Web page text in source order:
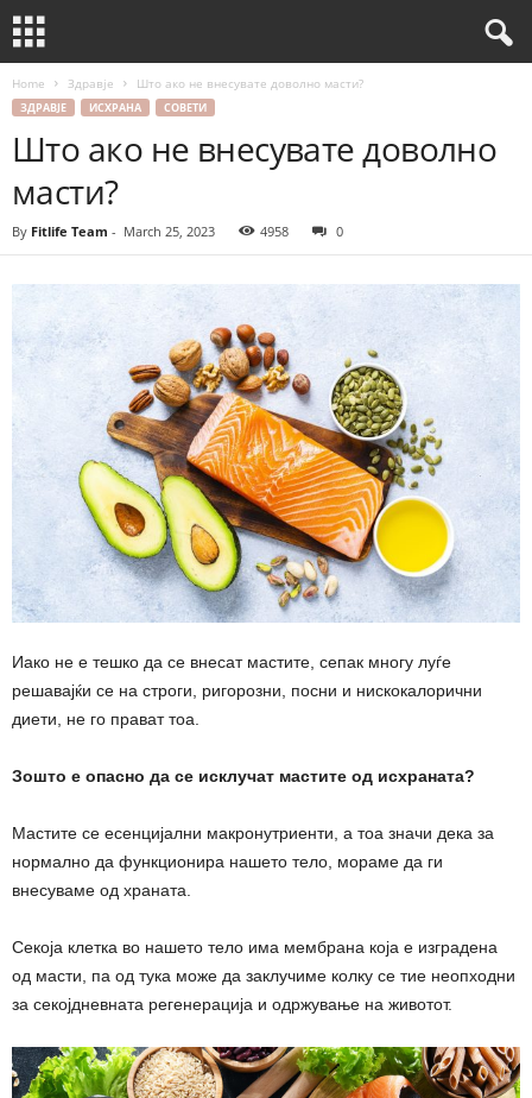
Home Здравје Што ако не внесувате доволно масти?
ЗДРАВЈЕ ИСХРАНА СОВЕТИ
Што ако не внесувате доволно
масти?
By Fitlife Team - March 25, 2023 4958 0
Иако не е тешко да се внесат мастите, сепак многу луѓе
решавајќи се на строги, ригорозни, посни и нискокалорични
диети, не го прават тоа.
Зошто е опасно да се исклучат мастите од исхраната?
Мастите се есенцијални макронутриенти, а тоа значи дека за
нормално да функционира нашето тело, мораме да ги
внесуваме од храната.
Секоја клетка во нашето тело има мембрана која е изградена
од масти, па од тука може да заклучиме колку се тие неопходни
за секојдневната регенерација и одржување на животот.